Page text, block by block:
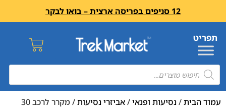
12 סניפים בפריסה ארצית – בואו לבקר
עמוד הבית/ נסיעות ופנאי/אביזרי נסיעות
/ מקרר לרכב 30